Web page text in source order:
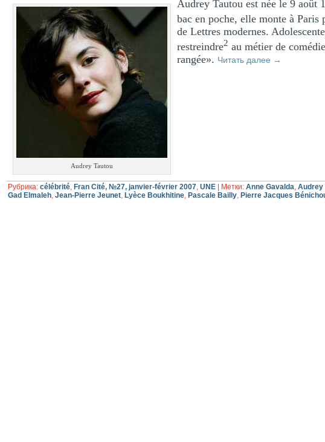
Audrey Tautou
Audrey Tautou est née le 9 août
bac en poche, elle monte à
de Lettres modernes.
restreindre2 au métier de
rangée». Читать далее →
Рубрика: célébrité, Fran Cité, №27, janvier-février 2007, UNE Метки: Anne Gavalda, Audrey
Gad Elmaleh, Jean-Pierre Jeunet, Lyèce Boukhitine, Pascale Bailly, Pierre Jacques